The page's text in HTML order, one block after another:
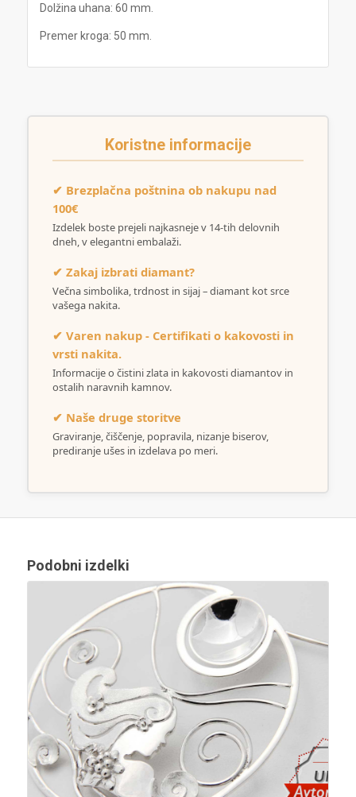
Dolžina uhana: 60 mm.
Premer kroga: 50 mm.
Koristne informacije
✔ Brezplačna poštnina ob nakupu nad
100€
Izdelek boste prejeli najkasneje v 14-tih delovnih
dneh, v elegantni embalaži.
✔ Zakaj izbrati diamant?
Večna simbolika, trdnost in sijaj – diamant kot srce
vašega nakita.
✔ Varen nakup - Certifikati o kakovosti in
vrsti nakita.
Informacije o čistini zlata in kakovosti diamantov in
ostalih naravnih kamnov.
✔ Naše druge storitve
Graviranje, čiščenje, popravila, nizanje biserov,
prediranje ušes in izdelava po meri.
Podobni izdelki